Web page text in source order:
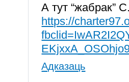
А тут “жабрак”
https://
Адказаць